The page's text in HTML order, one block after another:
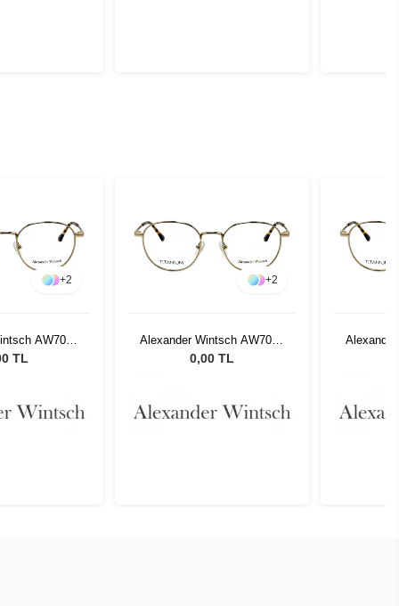
+2
AW7009
C2TL
+2
Alexander Wintsch AW7009
C2
0,00 TL